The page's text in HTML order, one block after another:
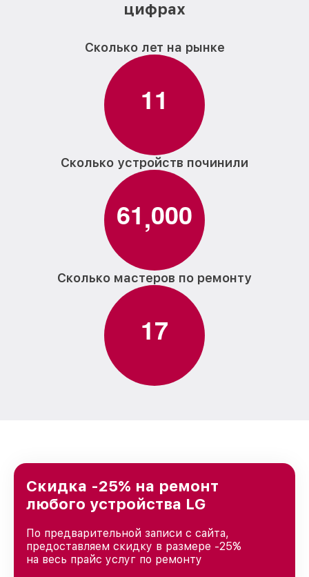
цифрах
Сколько лет на рынке
11
Сколько устройств починили
61,000
Сколько мастеров по ремонту
17
Скидка -25% на ремонт
любого устройства LG
По предварительной записи с сайта,
предоставляем скидку в размере -25%
на весь прайс услуг по ремонту